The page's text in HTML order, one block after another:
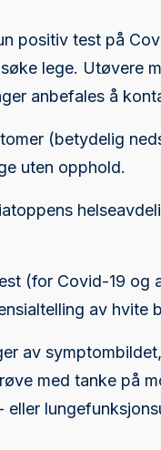
positiv test på
lege. Utøvere
anbefales å
(betydelig
uten opphold.
(for Covid-19 og
av hvite
av
med tanke på
eller